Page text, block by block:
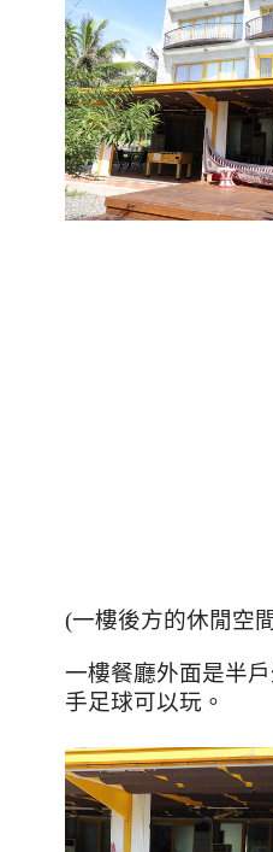
(一樓後方的休閒空間
一樓餐廳外面是半
手足球可以玩。